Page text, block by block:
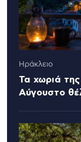
Ηράκλειο
Τα χωριά
Αύγουστο